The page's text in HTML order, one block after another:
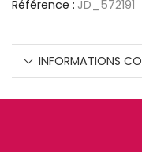
Référence : JD_572191
INFORMATIONS